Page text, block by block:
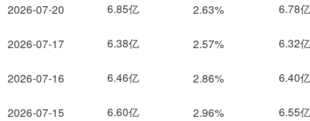
2026-07-20
2026-07-17
2026-07-16
2026-07-15
6.85亿 2.63% 6.78亿
6.38亿 2.57% 6.32亿
6.46亿 2.86% 6.40亿
6.60亿 2.96% 6.55亿